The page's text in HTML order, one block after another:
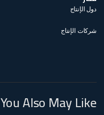
دول الإنتاج
شركات الإنتاج
You Also May Like